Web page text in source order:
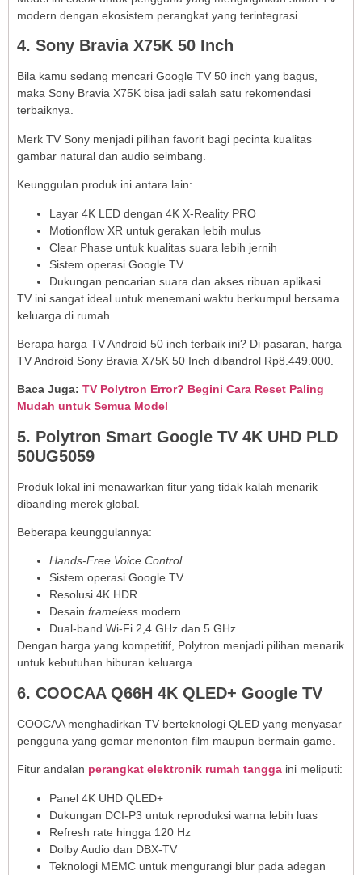
modern dengan ekosistem perangkat yang terintegrasi.
4. Sony Bravia X75K 50 Inch
Bila kamu sedang mencari Google TV 50 inch yang bagus,
maka Sony Bravia X75K bisa jadi salah satu rekomendasi
terbaiknya.
Merk TV Sony menjadi pilihan favorit bagi pecinta kualitas
gambar natural dan audio seimbang.
Keunggulan produk ini antara lain:
Layar 4K LED dengan 4K X-Reality PRO
Motionflow XR untuk gerakan lebih mulus
Clear Phase untuk kualitas suara lebih jernih
Sistem operasi Google TV
Dukungan pencarian suara dan akses ribuan aplikasi
TV ini sangat ideal untuk menemani waktu berkumpul bersama
keluarga di rumah.
Berapa harga TV Android 50 inch terbaik ini? Di pasaran, harga
TV Android Sony Bravia X75K 50 Inch dibandrol Rp8.449.000.
Baca Juga: TV Polytron Error? Begini Cara Reset Paling
Mudah untuk Semua Model
5. Polytron Smart Google TV 4K UHD PLD
50UG5059
Produk lokal ini menawarkan fitur yang tidak kalah menarik
dibanding merek global.
Beberapa keunggulannya:
Hands-Free Voice Control
Sistem operasi Google TV
Resolusi 4K HDR
Desain frameless modern
Dual-band Wi-Fi 2,4 GHz dan 5 GHz
Dengan harga yang kompetitif, Polytron menjadi pilihan menarik
untuk kebutuhan hiburan keluarga.
6. COOCAA Q66H 4K QLED+ Google TV
COOCAA menghadirkan TV berteknologi QLED yang menyasar
pengguna yang gemar menonton film maupun bermain game.
Fitur andalan perangkat elektronik rumah tangga ini meliputi:
Panel 4K UHD QLED+
Dukungan DCI-P3 untuk reproduksi warna lebih luas
Refresh rate hingga 120 Hz
Dolby Audio dan DBX-TV
Teknologi MEMC untuk mengurangi blur pada adegan